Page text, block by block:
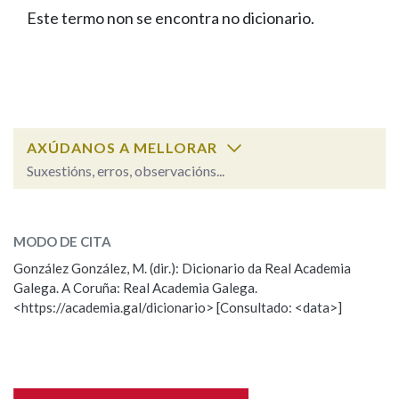
FIGURAS HOMENAXEADAS
PORTAL DAS PALABRAS
Facebook
TwitterYoutubeInstagram
Bluesky
BUSCAR NOS LEMAS
Remata por
BUSCAR NO CONTIDO
Nas definicións
Este termo non se encontra no dicionario.
AXÚDANOS A MELLORAR
Suxestións, erros, observacións...
Observación
Nome
MODO DE CITA
González González, M. (dir.): Dicionario da Real Academia
Galega. A Coruña: Real Academia Galega.
<https://academia.gal/dicionario> [Consultado: <data>]